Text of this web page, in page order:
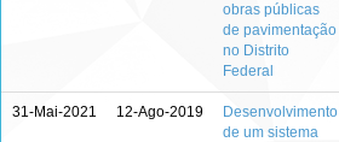
obras públicas
de pavimentação
no Distrito
Federal
31-Mai-2021 12-Ago-2019
Desenvolvimento
de um sistema